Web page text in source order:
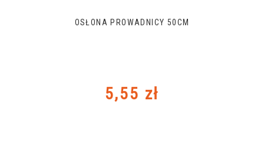
OSŁONA PROWADNICY 50CM
Cena
5,55 zł